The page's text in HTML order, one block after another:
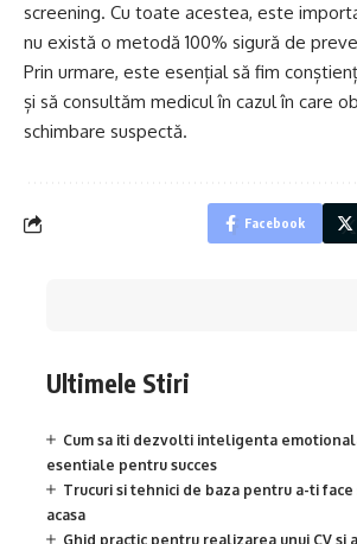
screening. Cu toate acestea, este
nu există o metodă 100% sigură de
Prin urmare, este esențial să fim
și să consultăm medicul în cazul în care
schimbare suspectă.
Facebook
Ultimele Stiri
Cum sa iti dezvolti inteligenta
esentiale pentru succes
Trucuri si tehnici de baza pentru a-ti
acasa
Ghid practic pentru realizarea unui CV si